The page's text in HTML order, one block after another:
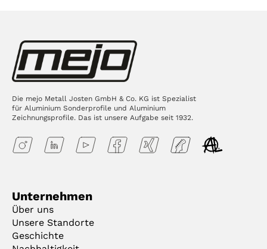
Die mejo Metall Josten GmbH & Co. KG ist Spezialist
für Aluminium Sonderprofile und Aluminium
Zeichnungsprofile. Das ist unsere Aufgabe seit 1932.
Unternehmen
Über uns
Unsere Standorte
Geschichte